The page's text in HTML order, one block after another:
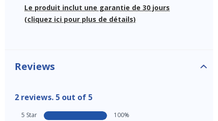
Le produit inclut une garantie de 30 jours
(cliquez ici pour plus de détails)
Reviews
2 reviews. 5 out of 5
5 Star 100%